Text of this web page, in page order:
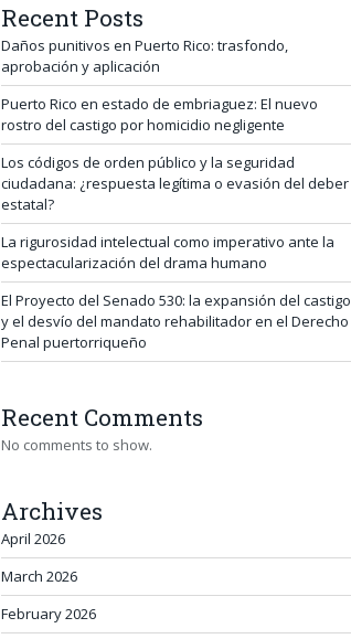
Recent Posts
Daños punitivos en Puerto Rico: trasfondo,
aprobación y aplicación
Puerto Rico en estado de embriaguez: El nuevo
rostro del castigo por homicidio negligente
Los códigos de orden público y la seguridad
ciudadana: ¿respuesta legítima o evasión del deber
estatal?
La rigurosidad intelectual como imperativo ante la
espectacularización del drama humano
El Proyecto del Senado 530: la expansión del castigo
y el desvío del mandato rehabilitador en el Derecho
Penal puertorriqueño
Recent Comments
No comments to show.
Archives
April 2026
March 2026
February 2026